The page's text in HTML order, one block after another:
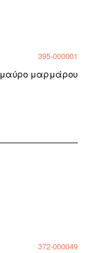
395-000001
μαύρο μαρμάρου
372-000049